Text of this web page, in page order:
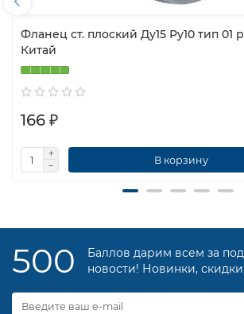
Фланец ст. плоский Ду15 Ру10 тип 01
Китай
166 ₽
В корзину
500
Баллов дарим всем за
новости! Новинки,